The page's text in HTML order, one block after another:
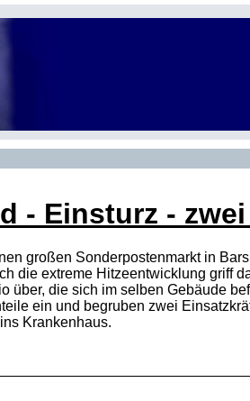
- Einsturz -
großen Sonderpostenmarkt in
die extreme Hitzeentwicklung griff
die sich im selben Gebäude
ein und begruben zwei
Krankenhaus.